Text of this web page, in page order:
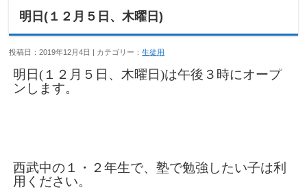
明日(１２月５日、木曜日)
投稿日：2019年12月4日 | カテゴリー：生徒用
明日(１２月５日、木曜日)は午後３時にオープ
ンします。
西武中の１・２年生で、塾で勉強したい子は利
用ください。